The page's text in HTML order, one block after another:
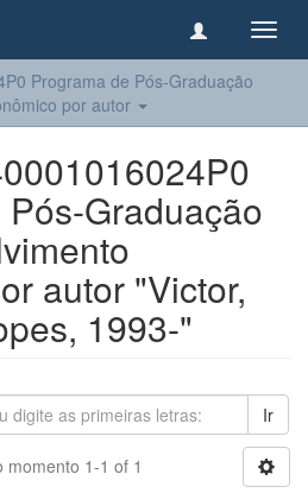
Programa de Pós-Graduação
por autor
Graduação
autor "Victor,
1993-"
Ir
momento 1-1 of 1